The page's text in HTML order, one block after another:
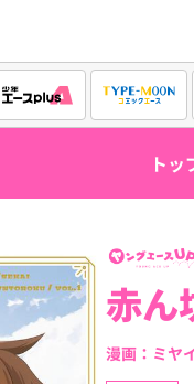
トッ
赤ん
漫画：ミヤ